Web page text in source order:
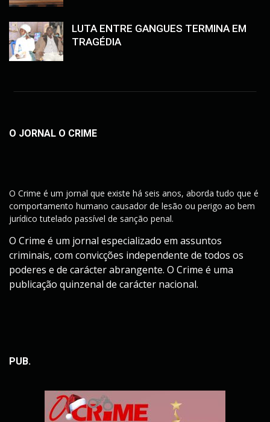
LUTA ENTRE GANGUES TERMINA EM
TRAGÉDIA
O JORNAL O CRIME
O Crime é um jornal que existe há seis anos, aborda tudo que é
comportamento humano causador de lesão ou perigo ao bem
jurídico tutelado passível de sanção penal.
O Crime é um jornal especializado em assuntos
criminais, com convicções independente de todos os
poderes e de carácter abrangente. O Crime é uma
publicação quinzenal de carácter nacional.
PUB.